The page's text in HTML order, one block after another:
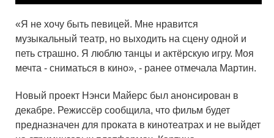
«Я не хочу быть певицей. Мне нравится
музыкальный театр, но выходить на сцену одной и
петь страшно. Я люблю танцы и актёрскую игру. Моя
мечта - сниматься в кино», - ранее отмечала Мартин.
Новый проект Нэнси Майерс был анонсирован в
декабре. Режиссёр сообщила, что фильм будет
предназначен для проката в кинотеатрах и не выйдет